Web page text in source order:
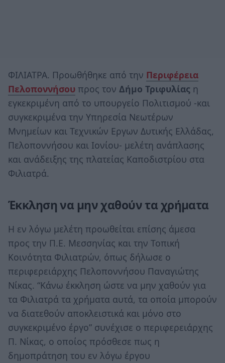
ΦΙΛΙΑΤΡΑ. Προωθήθηκε από την Περιφέρεια
Πελοποννήσου προς τον Δήμο Τριφυλίας η
εγκεκριμένη από τo υπουργείο Πολιτισμού -και
συγκεκριμένα την Υπηρεσία Νεωτέρων
Μνημείων και Τεχνικών Εργων Δυτικής Ελλάδας,
Πελοποννήσου και Ιονίου- μελέτη ανάπλασης
και ανάδειξης της πλατείας Καποδιστρίου στα
Φιλιατρά.
Έκκληση να μην χαθούν τα χρήματα
Η εν λόγω μελέτη προωθείται επίσης άμεσα
προς την Π.Ε. Μεσσηνίας και την Τοπική
Κοινότητα Φιλιατρών, όπως δήλωσε ο
περιφερειάρχης Πελοποννήσου Παναγιώτης
Νίκας. “Κάνω έκκληση ώστε να μην χαθούν για
τα Φιλιατρά τα χρήματα αυτά, τα οποία μπορούν
να διατεθούν αποκλειστικά και μόνο στο
συγκεκριμένο έργο” συνέχισε ο περιφερειάρχης
Π. Νίκας, ο οποίος πρόσθεσε πως η
δημοπράτηση του εν λόγω έργου